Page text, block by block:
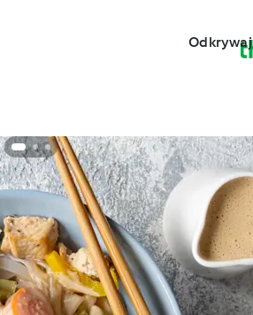
Odkrywaj